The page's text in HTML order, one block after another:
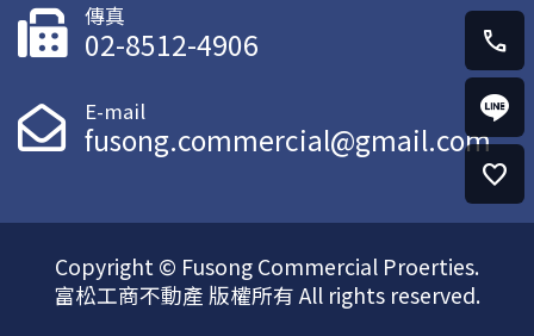
call
favorite
傳真
02-8512-4906
E-mail
fusong.commercial@gmail.com
Copyright © Fusong Commercial Proerties.
富松工商不動產 版權所有 All rights reserved.